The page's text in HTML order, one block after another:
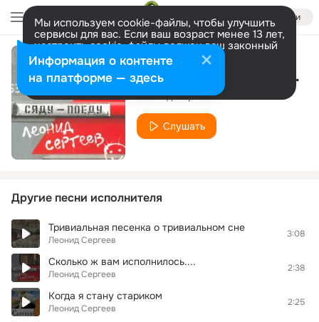
Войти
Мы используем cookie-файлы, чтобы улучшить
сервисы для вас. Если ваш возраст менее 13 лет,
настроить cookie-файлы должен ваш законный
представитель. Больше информации
Разрешить все Настроить О следующей песне...
Леонид Сергеев
Слушать
Другие песни исполнителя
Тривиальная песенка о тривиальном сне
Леонид Сергеев
3:08
Сколько ж вам исполнилось....
Леонид Сергеев
2:38
Когда я стану стариком
Леонид Сергеев
2:25
Информация о контенте
на платформе — здесь